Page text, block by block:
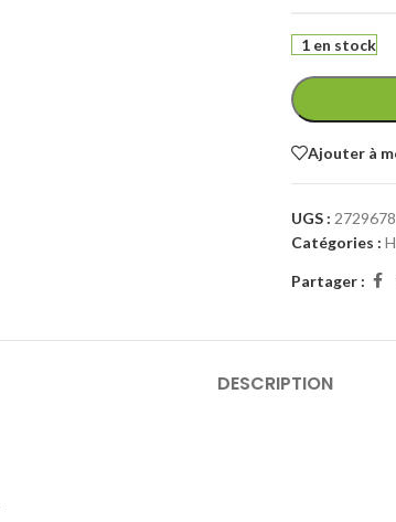
1 en stock
Ajouter à
UGS : 2729678
Catégories :
Partager :
DESCRIPTION